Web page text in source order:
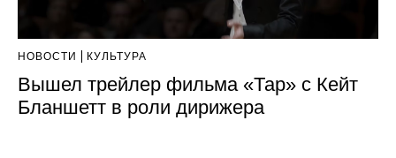
НОВОСТИ КУЛЬТУРА
Вышел трейлер фильма «Тар» с Кейт
Бланшетт в роли дирижера